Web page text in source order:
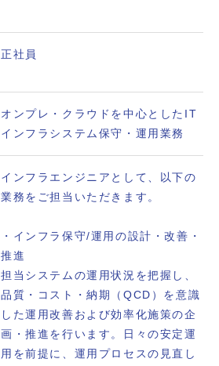
正社員
オンプレ・クラウドを中心としたIT
インフラシステム保守・運用業務
インフラエンジニアとして、以下の
業務をご担当いただきます。
・インフラ保守/運用の設計・改善・
推進
担当システムの運用状況を把握し、
品質・コスト・納期（QCD）を意識
した運用改善および効率化施策の企
画・推進を行います。日々の安定運
用を前提に、運用プロセスの見直し